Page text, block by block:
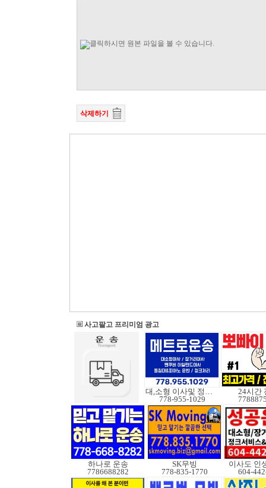
삭제하기
사고팔고 프리미엄 광고
대,소형 이사및 정크처
778-955-1029
24시간
하나로 운송
7786688282
SK무빙
778-835-1770
이사도 인
604-